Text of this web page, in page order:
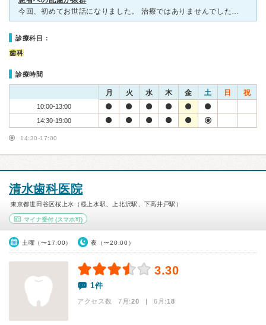
今回、初めてお世話になりました。 治療ではありませんでしたが、他で治療中で心配な事があり、主治医に事細かく聞きづらいので、セカンドオピニオンとして相談しました。 抜歯の予後とブリッジについてで
診療科目：
歯科
診療時間
月 火 水 木 金 土 日 祝
10:00-13:00
14:30-19:00
14:30-17:00
清水歯科医院
東京都世田谷区桜上水（桜上水駅、上北沢駅、下高井戸駅）
マイナ受付 (スマホ可)
土曜（〜17:00） 夜（〜20:00）
3.30
1件
アクセス数 7月:20 | 6月:18